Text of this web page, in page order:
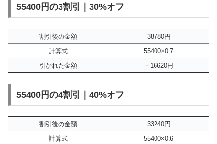
55400円の3割引｜30%オフ
割引後の金額
38780円
計算式
55400×0.7
引かれた金額
－16620円
55400円の4割引｜40%オフ
割引後の金額
33240円
計算式
55400×0.6